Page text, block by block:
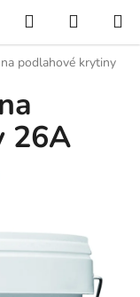
Hledat
KOŠÍK
podlahové krytiny
26A